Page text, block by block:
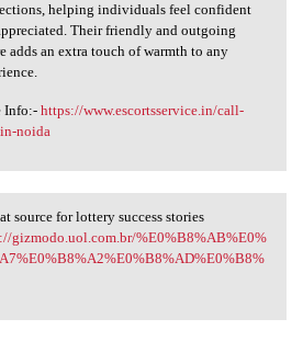
helping individuals feel confident
Their friendly and outgoing
adds an extra touch of warmth to any
Info:- https://www.escortsservice.in/call-
noida
source for lottery
source for lottery success stories
gizmodo.uol.com.br/%E0%B8%AB%E0%